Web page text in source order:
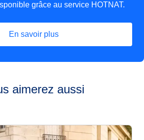
grâce au service HOTNAT.
En savoir plus
aimerez aussi